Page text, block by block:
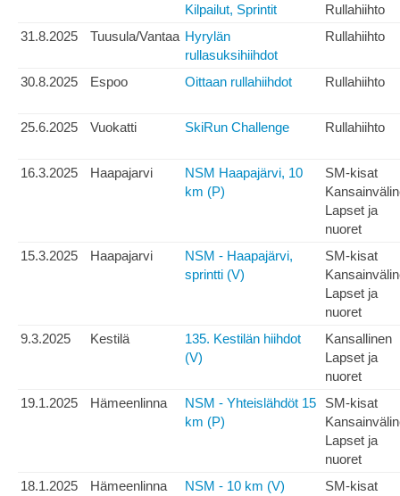
Kilpailut, Sprintit
Rullahiihto
31.8.2025
Tuusula/Vantaa Hyrylän
rullasuksihiihdot
Rullahiihto
30.8.2025 Espoo Oittaan rullahiihdot Rullahiihto
25.6.2025 Vuokatti SkiRun Challenge Rullahiihto
16.3.2025 Haapajarvi
NSM Haapajärvi, 10
km (P)
SM-kisat
Lapset ja
nuoret
15.3.2025
Haapajarvi
NSM - Haapajärvi,
sprintti (V)
SM-kisat
Lapset ja
nuoret
9.3.2025
Kestilä
135. Kestilän hiihdot
(V)
Kansallinen
Lapset ja
nuoret
19.1.2025
Hämeenlinna
NSM - Yhteislähdöt 15
km (P)
SM-kisat
Lapset ja
nuoret
18.1.2025
Hämeenlinna NSM - 10 km (V)
SM-kisat